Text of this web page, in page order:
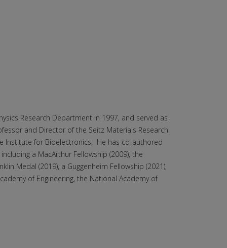
Research Department in 1997, and served as
and Director of the Seitz Materials Research
Institute for Bioelectronics. He has co-authored
a MacArthur Fellowship (2009), the
Medal (2019), a Guggenheim Fellowship (2021),
of Engineering, the National Academy of